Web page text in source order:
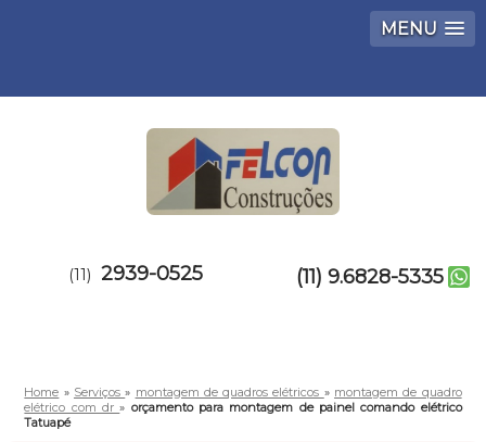
MENU
(11) 2939-0525 (11) 9.6828-5335
Home » Serviços» montagem de quadros elétricos » montagem de quadro
elétrico com dr» orçamento para montagem de painel comando elétrico
Tatuapé